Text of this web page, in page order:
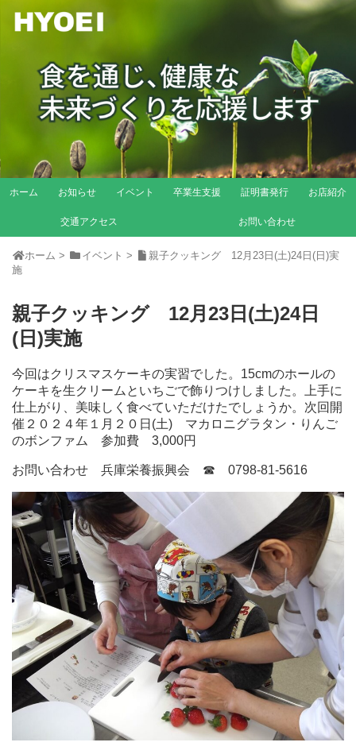
ホーム お知らせ イベント 卒業生支援 証明書発行 お店紹介
交通アクセス お問い合わせ
ホーム > イベント >
親子クッキング 12月23日(土)24日(日)実
施
親子クッキング 12月23日(土)24日
(日)実施
今回はクリスマスケーキの実習でした。15cmのホールの
ケーキを生クリームといちごで飾りつけしました。上手に
仕上がり、美味しく食べていただけたでしょうか。次回開
催２０２４年１月２０日(土) マカロニグラタン・りんご
のボンファム 参加費 3,000円
お問い合わせ 兵庫栄養振興会 ☎ 0798-81-5616